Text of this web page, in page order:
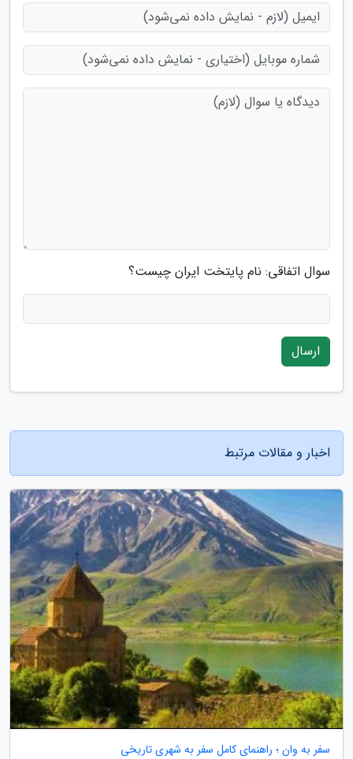
سوال اتفاقی: نام پایتخت ایران چیست؟
ارسال
اخبار و مقالات مرتبط
سفر به وان ؛ راهنمای کامل سفر به شهری تاریخی